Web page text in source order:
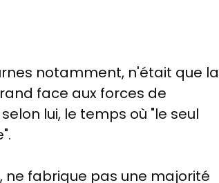
notamment, n'était que la
face aux forces de
lui, le temps où "le seul
ne fabrique pas une majorité